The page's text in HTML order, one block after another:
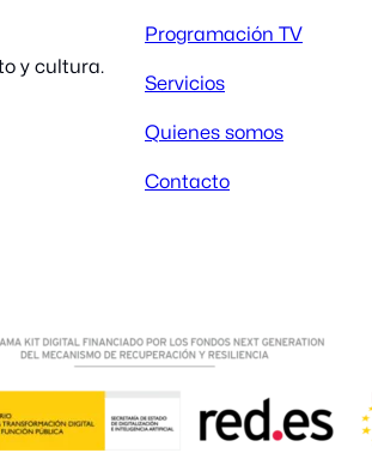
y cultura.
Programación TV
Servicios
Quienes somos
Contacto